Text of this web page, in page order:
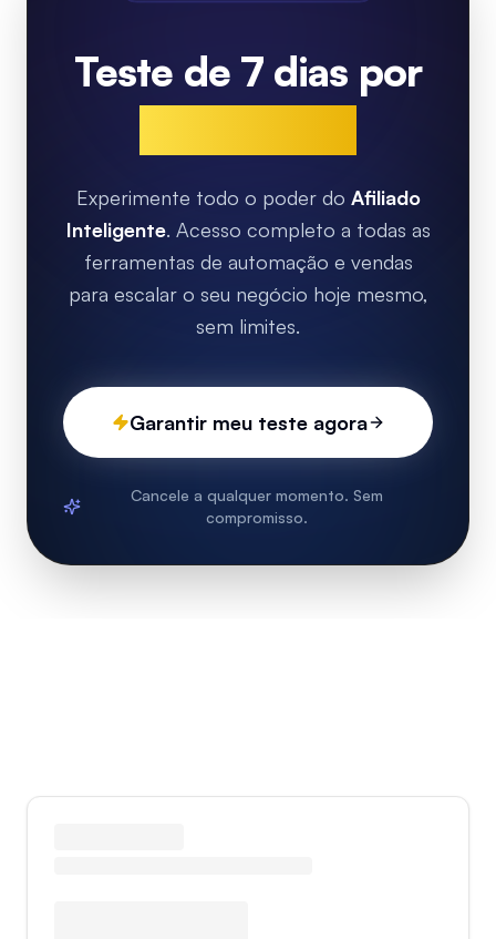
Teste de 7 dias por
Experimente todo o poder do Afiliado
Inteligente. Acesso completo a todas as
ferramentas de automação e vendas
para escalar o seu negócio hoje mesmo,
sem limites.
Garantir meu teste agora
Cancele a qualquer momento. Sem
compromisso.